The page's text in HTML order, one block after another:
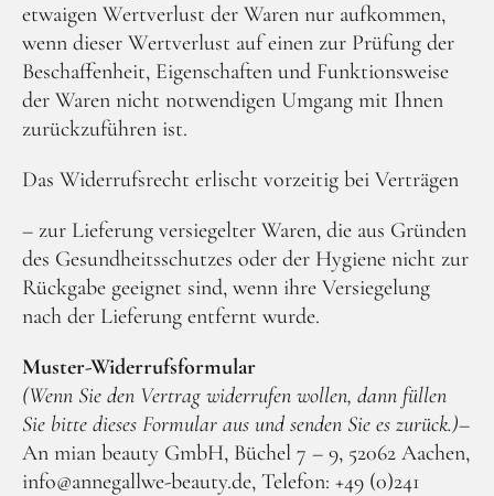
etwaigen Wertverlust der Waren nur aufkommen,
wenn dieser Wertverlust auf einen zur Prüfung der
Beschaffenheit, Eigenschaften und Funktionsweise
der Waren nicht notwendigen Umgang mit Ihnen
zurückzuführen ist.
Das Widerrufsrecht erlischt vorzeitig bei Verträgen
– zur Lieferung versiegelter Waren, die aus Gründen
des Gesundheitsschutzes oder der Hygiene nicht zur
Rückgabe geeignet sind, wenn ihre Versiegelung
nach der Lieferung entfernt wurde.
Muster-Widerrufsformular
(Wenn Sie den Vertrag widerrufen wollen, dann füllen
Sie bitte dieses Formular aus und senden Sie es zurück.)–
An mian beauty GmbH, Büchel 7 – 9, 52062 Aachen,
info@annegallwe-beauty.de, Telefon: +49 (0)241